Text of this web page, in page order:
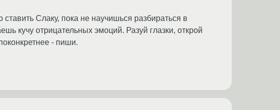
Слаку, пока не научишься разбираться в
кучу отрицательных эмоций. Разуй глазки, открой
- пиши.